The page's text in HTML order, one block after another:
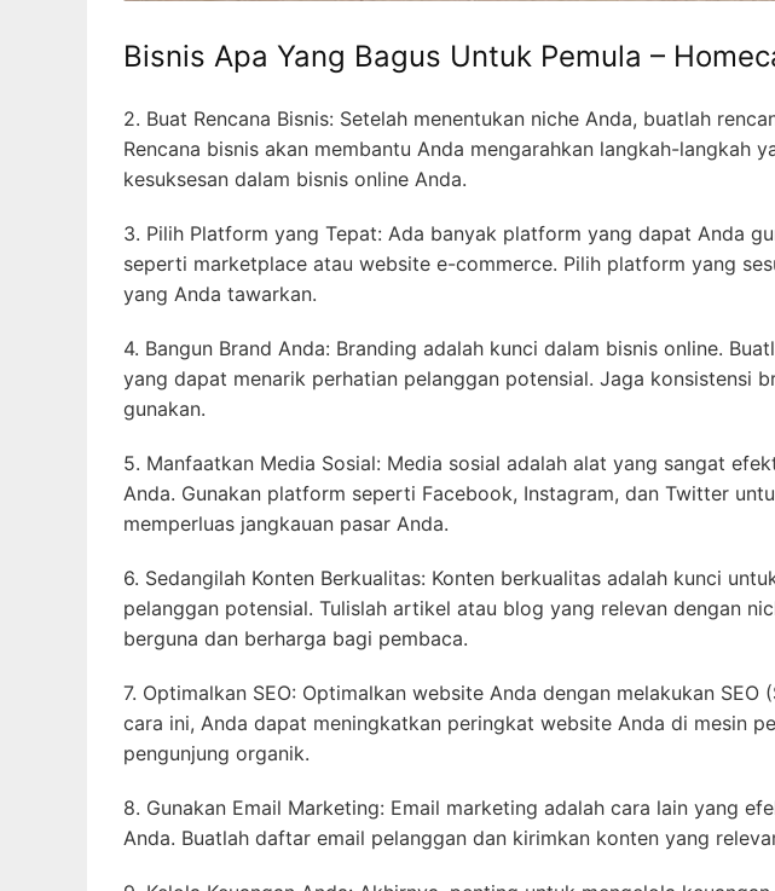
Bisnis Apa Yang Bagus Untuk Pemula –
2. Buat Rencana Bisnis: Setelah menentukan niche Anda, buatlah
Rencana bisnis akan membantu Anda mengarahkan langkah-langkah
kesuksesan dalam bisnis online Anda.
3. Pilih Platform yang Tepat: Ada banyak platform yang dapat Anda
seperti marketplace atau website e-commerce. Pilih platform yang
yang Anda tawarkan.
4. Bangun Brand Anda: Branding adalah kunci dalam bisnis online.
yang dapat menarik perhatian pelanggan potensial. Jaga konsistensi
gunakan.
5. Manfaatkan Media Sosial: Media sosial adalah alat yang sangat
Anda. Gunakan platform seperti Facebook, Instagram, dan Twitter
memperluas jangkauan pasar Anda.
6. Sedangilah Konten Berkualitas: Konten berkualitas adalah kunci
pelanggan potensial. Tulislah artikel atau blog yang relevan dengan
berguna dan berharga bagi pembaca.
7. Optimalkan SEO: Optimalkan website Anda dengan melakukan SEO
cara ini, Anda dapat meningkatkan peringkat website Anda di mesin
pengunjung organik.
8. Gunakan Email Marketing: Email marketing adalah cara lain yang
Anda. Buatlah daftar email pelanggan dan kirimkan konten yang